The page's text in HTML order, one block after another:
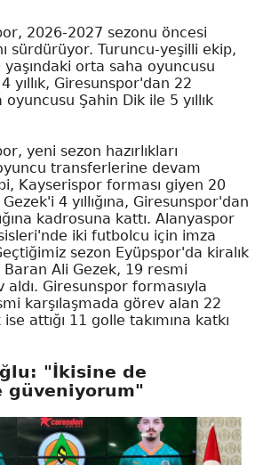
2026-2027 sezonu öncesi
sürdürüyor. Turuncu-yeşilli ekip,
orta saha oyuncusu
yıllık, Giresunspor'dan 22
Şahin Dik ile 5 yıllık
yeni sezon hazırlıkları
transferlerine devam
Kayserispor forması giyen 20
4 yıllığına, Giresunspor'dan
kadrosuna kattı. Alanyaspor
iki futbolcu için imza
sezon Eyüpspor'da kiralık
Ali Gezek, 19 resmi
aldı. Giresunspor formasıyla
karşılaşmada görev alan 22
attığı 11 golle takımına katkı
"İkisine de
güveniyorum"